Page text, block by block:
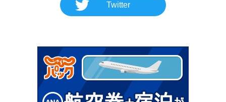
Twitter